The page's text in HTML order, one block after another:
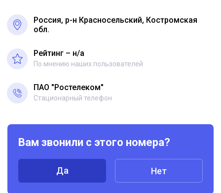
Россия, р-н Красносельский, Костромская
обл.
Рейтинг – н/a
По мнению наших пользователей
ПАО "Ростелеком"
Стационарный телефон
Вам звонили с этого номера?
Да Нет